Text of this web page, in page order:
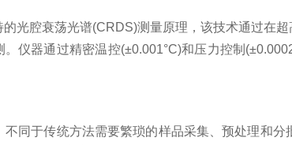
腔衰荡光谱(CRDS)测量原理，该技术通过在
仪器通过精密温控(±0.001°C)和压力控制
于传统方法需要繁琐的样品采集、预处理和分